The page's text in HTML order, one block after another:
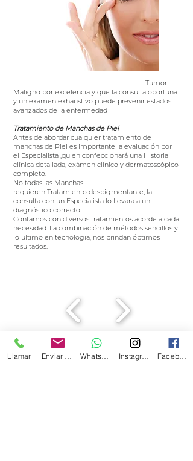
Tumor
Maligno por excelencia y que la consulta oportuna
y un examen exhaustivo puede prevenir estados
avanzados de la enfermedad
Tratamiento de Manchas de Piel
Antes de abordar cualquier tratamiento de
manchas de Piel es importante la evaluación por
el Especialista ,quien confeccionará una Historia
clínica detallada, exámen clínico y dermatoscópico
completo.
No todas las Manchas
requieren Tratamiento despigmentante, la
consulta con un Especialista lo llevara a un
diagnóstico correcto.
Contamos con diversos tratamientos acorde a cada
necesidad .La combinación de métodos sencillos y
lo ultimo en tecnologia, nos brindan óptimos
resultados.
Llamar